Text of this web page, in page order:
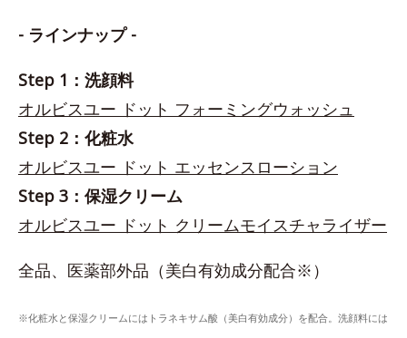
- ラインナップ -
Step 1：洗顔料
オルビスユー ドット フォーミングウォッシュ
Step 2：化粧水
オルビスユー ドット エッセンスローション
Step 3：保湿クリーム
オルビスユー ドット クリームモイスチャライザー
全品、医薬部外品（美白有効成分配合※）
※化粧水と保湿クリームにはトラネキサム酸（美白有効成分）を配合。洗顔料には